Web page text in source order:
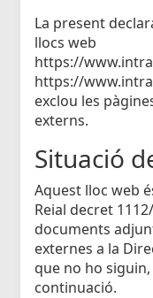
La present
llocs web
https://
https://
exclou les
externs.
Situació
Aquest lloc web
Reial decret
documents
externes a la
que no ho
continuació.